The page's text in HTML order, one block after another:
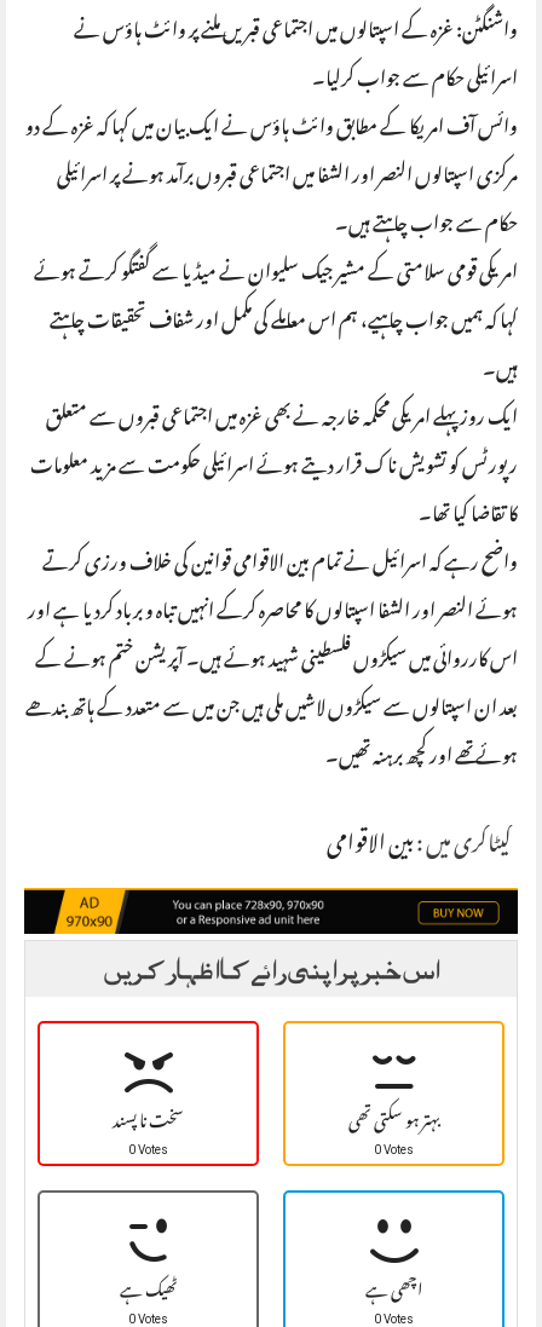
واشنگٹن: غزہ کے اسپتالوں میں اجتماعی قبریں ملنے پر وائٹ ہاؤس نے
اسرائیلی حکام سے جواب کرلیا۔
وائس آف امریکا کے مطابق وائٹ ہاؤس نے ایک بیان میں کہا کہ غزہ کے دو
مرکزی اسپتالوں النصر اور الشفا میں اجتماعی قبروں برآمد ہونے پر اسرائیلی
حکام سے جواب چاہتے ہیں۔
امریکی قومی سلامتی کے مشیر جیک سلیوان نے میڈیا سے گفتگو کرتے ہوئے
کہا کہ ہمیں جواب چاہیے، ہم اس معاملے کی مکمل اور شفاف تحقیقات چاہتے
ہیں۔
ایک روز پہلے امریکی محکمہ خارجہ نے بھی غزہ میں اجتماعی قبروں سے متعلق
رپورٹس کو تشویش ناک قرار دیتے ہوئے اسرائیلی حکومت سے مزید معلومات
کا تقاضا کیا تھا۔
واضح رہے کہ اسرائیل نے تمام بین الاقوامی قوانین کی خلاف ورزی کرتے
ہوئے النصر اور الشفا اسپتالوں کا محاصرہ کرکے انہیں تباہ و برباد کردیا ہے اور
اس کارروائی میں سیکڑوں فلسطینی شہید ہوئے ہیں۔ آپریشن ختم ہونے کے
بعد ان اسپتالوں سے سیکڑوں لاشیں ملی ہیں جن میں سے متعدد کے ہاتھ بندھے
ہوئے تھے اور کچھ برہنہ تھیں۔
کیٹاگری میں :بین الاقوامی
اس خبر پر اپنی رائے کا اظہار کریں
سخت نا پسند
0 Votes بہتر ہو سکتی تھی
0 Votes
ٹھیک ہے
0 Votes اچھی ہے
0 Votes